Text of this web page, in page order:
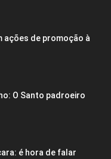
ações de promoção à
O Santo padroeiro
é hora de falar